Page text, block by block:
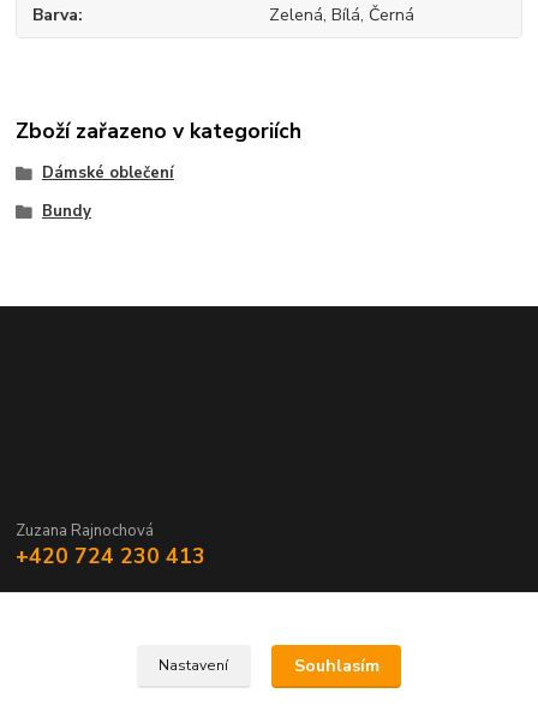
Barva Zelená, Bílá, Černá
Zboží zařazeno v kategoriích
Dámské oblečení
Bundy
Zuzana Rajnochová
+420 724 230 413
Nastavení Souhlasím